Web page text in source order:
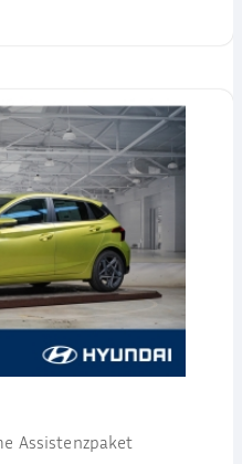
Assistenzpaket